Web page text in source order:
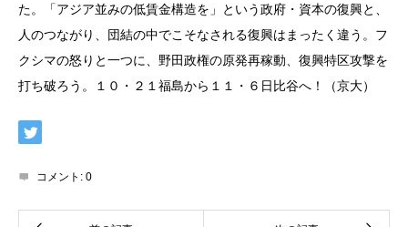
た。「アジア並みの低賃金構造を」という政府・資本の復興と、
人のつながり、団結の中でこそなされる復興はまったく違う。フ
クシマの怒りと一つに、野田政権の原発再稼動、復興特区攻撃を
打ち破ろう。１０・２１福島から１１・６日比谷へ！（京大）
コメント: 0